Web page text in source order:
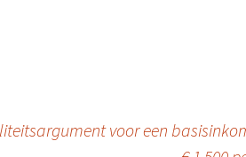
ook de
leidt
voor een